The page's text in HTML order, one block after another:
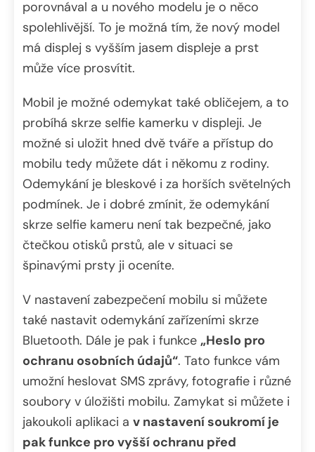
porovnával a u nového modelu je o něco
spolehlivější. To je možná tím, že nový model
má displej s vyšším jasem displeje a prst
může více prosvítit.
Mobil je možné odemykat také obličejem, a to
probíhá skrze selfie kamerku v displeji. Je
možné si uložit hned dvě tváře a přístup do
mobilu tedy můžete dát i někomu z rodiny.
Odemykání je bleskové i za horších světelných
podmínek. Je i dobré zmínit, že odemykání
skrze selfie kameru není tak bezpečné, jako
čtečkou otisků prstů, ale v situaci se
špinavými prsty ji oceníte.
V nastavení zabezpečení mobilu si můžete
také nastavit odemykání zařízeními skrze
Bluetooth. Dále je pak i funkce „Heslo pro
ochranu osobních údajů“. Tato funkce vám
umožní heslovat SMS zprávy, fotografie i různé
soubory v úložišti mobilu. Zamykat si můžete i
jakoukoli aplikaci a v nastavení soukromí je
pak funkce pro vyšší ochranu před